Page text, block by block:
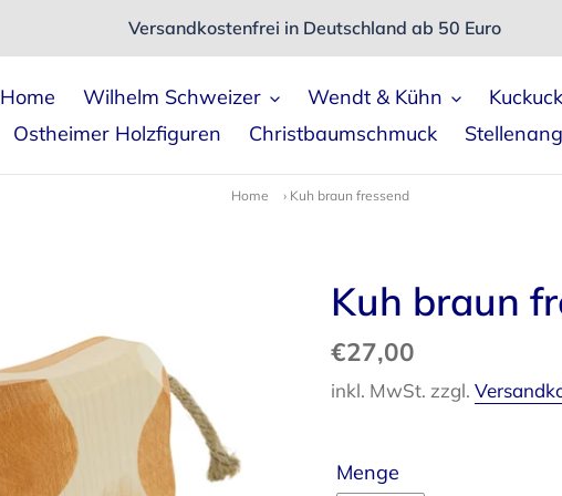
Versandkostenfrei in Deutschland ab 50 Euro
Home Wilhelm Schweizer Wendt & Kühn
Ostheimer Holzfiguren
Christbaumschmuck
Home › Kuh braun fressend
Kuh braun
Normaler
Preis
€27,00
inkl. MwSt. zzgl.
Menge